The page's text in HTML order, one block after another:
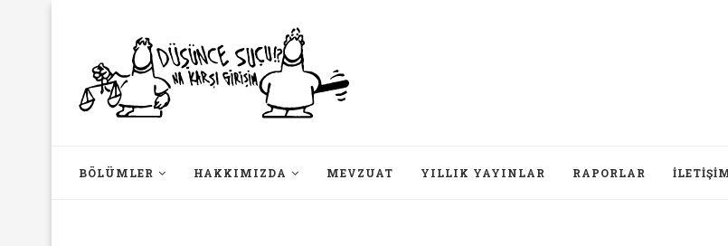
BÖLÜMLER HAKKIMIZDA MEVZUAT YILLIK YAYINLAR RAPORLAR